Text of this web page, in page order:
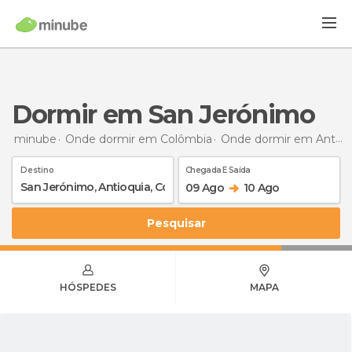
Dormir em San Jerónimo
minube Onde dormir em Colômbia Onde dormir em Antioquia
Destino Chegada E Saída
09 Ago 10 Ago
Pesquisar
HÓSPEDES MAPA